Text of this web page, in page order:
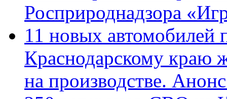
Росприроднадзора
11 новых автомобилей
Краснодарскому краю
на производстве.